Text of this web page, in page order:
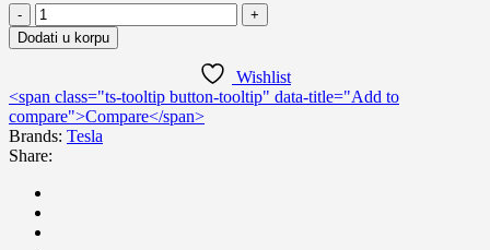
TESLA
RS2420HE
Frižider
Dodati u korpu
Wishlist
<span class="ts-tooltip button-tooltip" data-title="Add to
compare">Compare</span>
Brands: Tesla
Share: